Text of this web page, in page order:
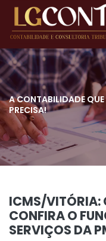
A CONTABILIDADE QUE
PRECISA!
ICMS/VITÓRIA:
CONFIRA O
SERVIÇOS DA